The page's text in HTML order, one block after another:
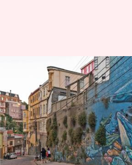
Valparaiso, Chili
seni jalanan
menulis Bob Apr 12, 2024 11:50 am
Apa ceritanya
Valparaiso, kota pelabuhan
pesisir Chili, terkenal